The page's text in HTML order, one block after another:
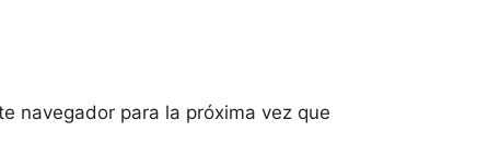
navegador para la próxima vez que